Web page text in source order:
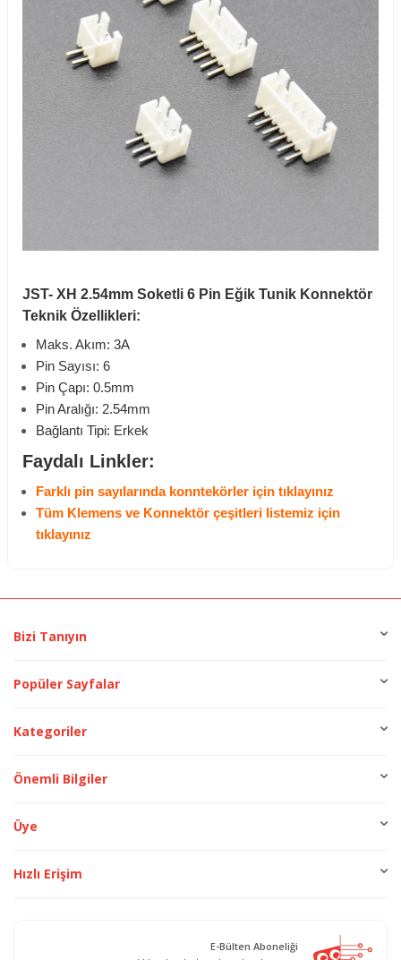
JST- XH 2.54mm Soketli 6 Pin Eğik Tunik Konnektör
Teknik Özellikleri:
Maks. Akım: 3A
Pin Sayısı: 6
Pin Çapı: 0.5mm
Pin Aralığı: 2.54mm
Bağlantı Tipi: Erkek
Faydalı Linkler:
Farklı pin sayılarında konntekörler için tıklayınız
Tüm Klemens ve Konnektör çeşitleri listemiz için
tıklayınız
Bizi Tanıyın
Popüler Sayfalar
Kategoriler
Önemli Bilgiler
Üye
Hızlı Erişim
E-Bülten Aboneliği